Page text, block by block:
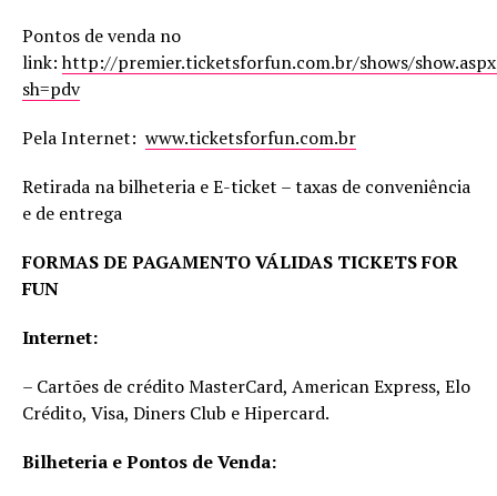
Pontos de venda no
link:http://premier.ticketsforfun.com.br/shows/
sh=pdv
Pela Internet: www.ticketsforfun.com.br
Retirada na bilheteria e E-ticket – taxas de conveniência
e de entrega
FORMAS DE PAGAMENTO VÁLIDAS TICKETS FOR
FUN
Internet:
– Cartões de crédito MasterCard, American Express, Elo
Crédito, Visa, Diners Club e Hipercard.
Bilheteria e Pontos de Venda: